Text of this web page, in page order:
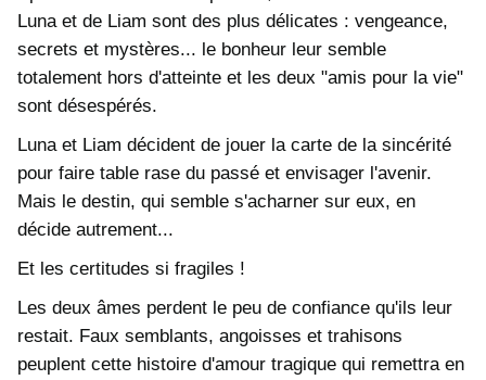
Luna et de Liam sont des plus délicates : vengeance,
secrets et mystères... le bonheur leur semble
totalement hors d'atteinte et les deux "amis pour la vie"
sont désespérés.
Luna et Liam décident de jouer la carte de la sincérité
pour faire table rase du passé et envisager l'avenir.
Mais le destin, qui semble s'acharner sur eux, en
décide autrement...
Et les certitudes si fragiles !
Les deux âmes perdent le peu de confiance qu'ils leur
restait. Faux semblants, angoisses et trahisons
peuplent cette histoire d'amour tragique qui remettra en